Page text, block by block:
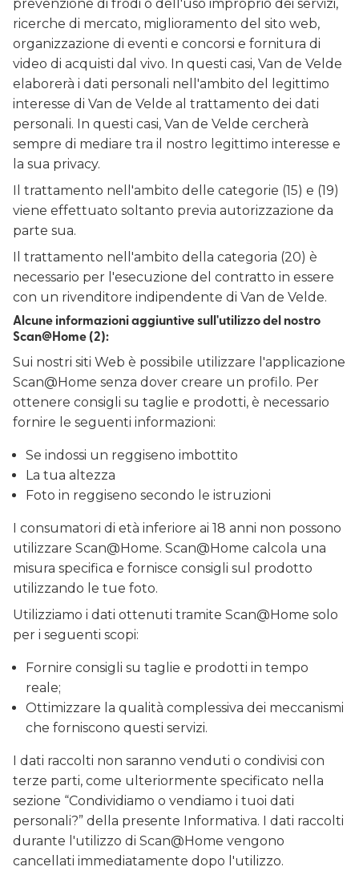
prevenzione di frodi o dell'uso improprio dei servizi,
ricerche di mercato, miglioramento del sito web,
organizzazione di eventi e concorsi e fornitura di
video di acquisti dal vivo. In questi casi, Van de Velde
elaborerà i dati personali nell'ambito del legittimo
interesse di Van de Velde al trattamento dei dati
personali. In questi casi, Van de Velde cercherà
sempre di mediare tra il nostro legittimo interesse e
la sua privacy.
Il trattamento nell'ambito delle categorie (15) e (19)
viene effettuato soltanto previa autorizzazione da
parte sua.
Il trattamento nell'ambito della categoria (20) è
necessario per l'esecuzione del contratto in essere
con un rivenditore indipendente di Van de Velde.
Alcune informazioni aggiuntive sull'utilizzo del nostro
Scan@Home (2):
Sui nostri siti Web è possibile utilizzare l'applicazione
Scan@Home senza dover creare un profilo. Per
ottenere consigli su taglie e prodotti, è necessario
fornire le seguenti informazioni:
Se indossi un reggiseno imbottito
La tua altezza
Foto in reggiseno secondo le istruzioni
I consumatori di età inferiore ai 18 anni non possono
utilizzare Scan@Home. Scan@Home calcola una
misura specifica e fornisce consigli sul prodotto
utilizzando le tue foto.
Utilizziamo i dati ottenuti tramite Scan@Home solo
per i seguenti scopi:
Fornire consigli su taglie e prodotti in tempo
reale;
Ottimizzare la qualità complessiva dei meccanismi
che forniscono questi servizi.
I dati raccolti non saranno venduti o condivisi con
terze parti, come ulteriormente specificato nella
sezione “Condividiamo o vendiamo i tuoi dati
personali?” della presente Informativa. I dati raccolti
durante l'utilizzo di Scan@Home vengono
cancellati immediatamente dopo l'utilizzo.